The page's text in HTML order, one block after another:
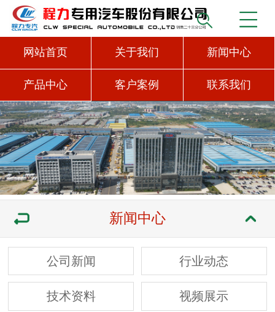
网站首页 关于我们 新闻中心
产品中心 客户案例 联系我们
新闻中心
公司新闻 行业动态
技术资料 视频展示